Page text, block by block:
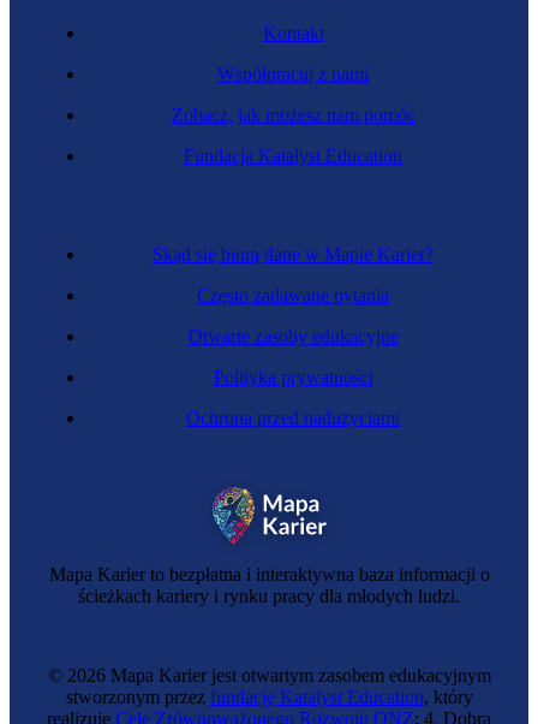
Koordynatorka wolontariuszy
Zawód regulowany
Mapa Karier to bezpłatna i interaktywna baza informacji o
ścieżkach kariery i rynku pracy dla młodych ludzi.
Skąd się biorą dane w Mapie Karier?
Często zadawane pytania
Otwarte zasoby edukacyjne
Polityka prywatności
Ochrona przed nadużyciami
Kontakt
Współpracuj z nami
Zobacz, jak możesz nam pomóc
Fundacja Katalyst Education
© 2026 Mapa Karier jest otwartym zasobem edukacyjnym
stworzonym przez fundację Katalyst Education, który
realizuje Cele Zrównoważonego Rozwoju ONZ: 4. Dobra